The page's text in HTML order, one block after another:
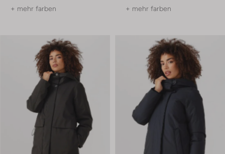
+ mehr farben + mehr farben